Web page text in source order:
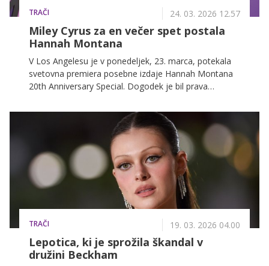
TRAČI 24. 03. 2026 12.57
Miley Cyrus za en večer spet postala
Hannah Montana
V Los Angelesu je v ponedeljek, 23. marca, potekala
svetovna premiera posebne izdaje Hannah Montana
20th Anniversary Special. Dogodek je bil prava
Disneyjeve serije, ki je pred dvema desetletjema
izstrelila Miley Cyrus med zvezde.
TRAČI 19. 03. 2026 04.00
Lepotica, ki je sprožila škandal v
družini Beckham